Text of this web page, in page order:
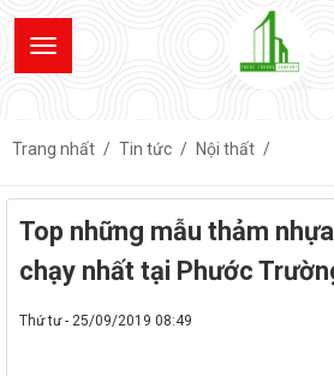
Trang nhất Tin tức Nội thất
Top những mẫu thảm
chạy nhất tại Phước
Thứ tư - 25/09/2019 08:49